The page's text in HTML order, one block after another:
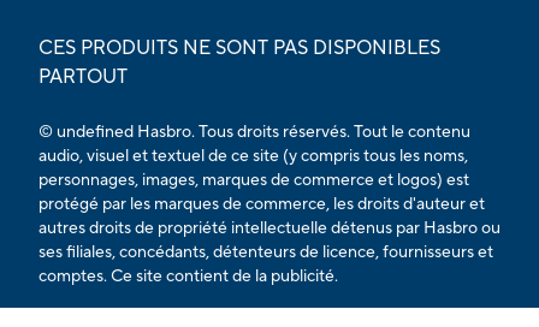
CES PRODUITS NE SONT PAS DISPONIBLES
PARTOUT
© undefined Hasbro. Tous droits réservés. Tout le contenu
audio, visuel et textuel de ce site (y compris tous les noms,
personnages, images, marques de commerce et logos) est
protégé par les marques de commerce, les droits d'auteur et
autres droits de propriété intellectuelle détenus par Hasbro ou
ses filiales, concédants, détenteurs de licence, fournisseurs et
comptes. Ce site contient de la publicité.